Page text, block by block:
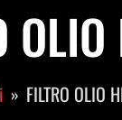
FILTRO OLIO